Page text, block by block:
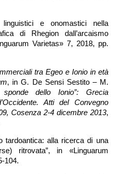
linguistici e onomastici nella
di Rhegion dall’arcaismo
Varietas» 7, 2018, pp.
tra Egeo e Ionio in età
, in G. De Sensi Sestito – M.
sponde dello Ionio”: Grecia
Atti del Convegno
Cosenza 2-4 dicembre 2013,
tardoantica: alla ricerca di una
ritrovata”, in «Linguarum
104.